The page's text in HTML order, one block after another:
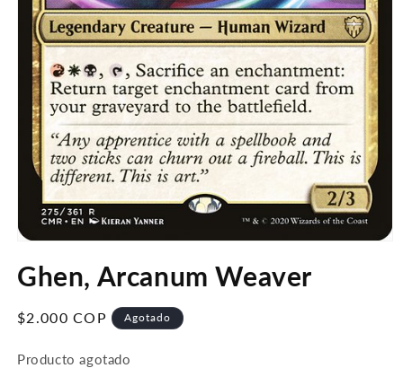
multimedia
1
una
ventana
Ghen, Arcanum Weaver
Precio
$2.000 COP Agotado
Producto agotado